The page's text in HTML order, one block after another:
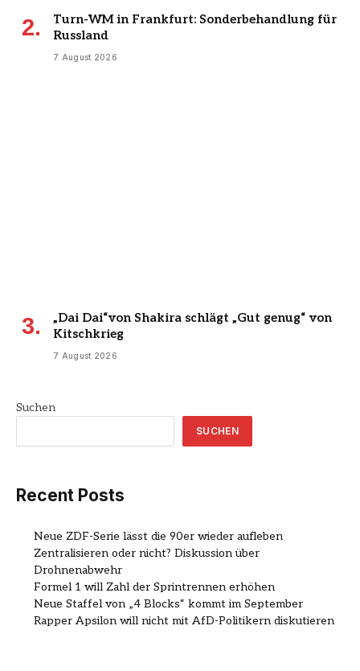
Turn-WM in Frankfurt: Sonderbehandlung für
Russland
7 August 2026
„Dai Dai“von Shakira schlägt „Gut genug“ von
Kitschkrieg
7 August 2026
Suchen
SUCHEN
Recent Posts
Neue ZDF-Serie lässt die 90er wieder aufleben
Zentralisieren oder nicht? Diskussion über
Drohnenabwehr
Formel 1 will Zahl der Sprintrennen erhöhen
Neue Staffel von „4 Blocks“ kommt im September
Rapper Apsilon will nicht mit AfD-Politikern diskutieren